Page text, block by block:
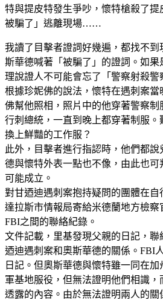
特與提皮特發生爭吵，懷特槍殺了
被騙了」逃離現場……
我讀了目擊者證詞好幾遍，都找不
斯華德喊著「被騙了」的證詞。如
理說證人不可能會忘了「警察射殺警
根據珍妮佛的說法，懷特在遇刺案
佛幫他照相，照片中的他穿著警察制
行刺總統，一直到晚上都穿著制服
換上鮮豔的工作服？
此外，目擊者進行指認時，他們都
德與懷特外表一點也不像，由此也
可能成立。
對甘迺迪遇刺案抱持疑問的團體在自
達拉斯市情報局寄給米德蘭地方檢
FBI之間的聯絡紀錄。
文件記載，里基發現父親的日記，
迺迪遇刺案和奧斯華德的關係。FBI
日記。但奧斯華德與懷特雖一同在
軍基地服役，但無法證明他們相識
透露的內容。由於無法證明兩人的關